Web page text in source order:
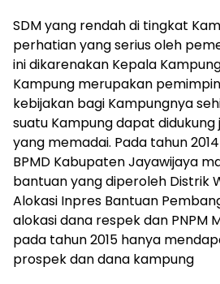
SDM yang rendah di tingkat
perhatian yang serius oleh
ini dikarenakan Kepala
Kampung merupakan
kebijakan bagi Kampungnya
suatu Kampung dapat
yang memadai. Pada tahun
BPMD Kabupaten Jayawijaya
bantuan yang diperoleh Distrik
Alokasi Inpres Bantuan
alokasi dana respek dan PNPM
pada tahun 2015 hanya
prospek dan dana kampung